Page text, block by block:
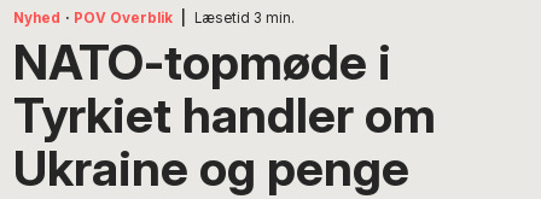
Nyhed · POV Overblik Læsetid 3 min.
NATO-topmøde i
Tyrkiet handler om
Ukraine og penge